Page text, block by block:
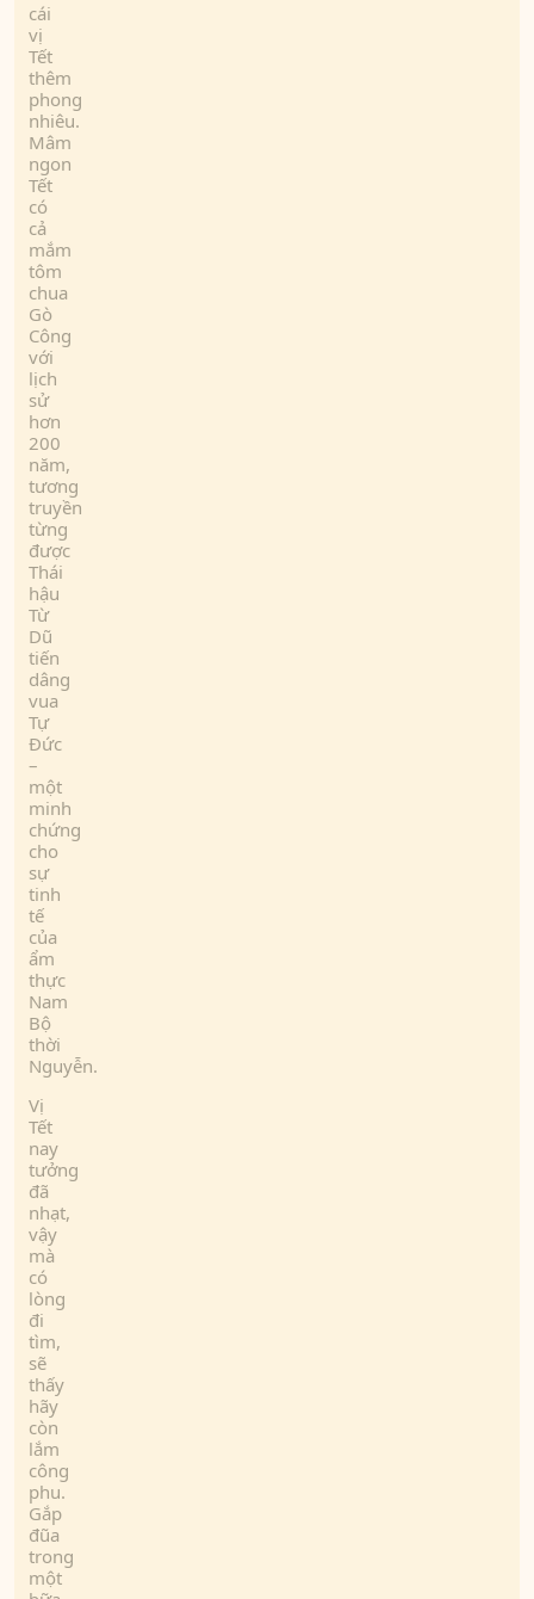
cái
vị
Tết
thêm
phong
nhiêu.
Mâm
ngon
Tết
có
cả
mắm
tôm
chua
Gò
Công
với
lịch
sử
hơn
200
năm,
tương
truyền
từng
được
Thái
hậu
Từ
Dũ
tiến
dâng
vua
Tự
Đức
–
một
minh
chứng
cho
sự
tinh
tế
của
ẩm
thực
Nam
Bộ
thời
Nguyễn.
Vị
Tết
nay
tưởng
đã
nhạt,
vậy
mà
có
lòng
đi
tìm,
sẽ
thấy
hãy
còn
lắm
công
phu.
Gắp
đũa
trong
một